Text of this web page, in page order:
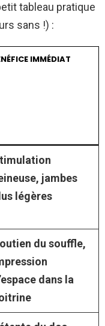
tableau pratique
sans !) :
IMMÉDIAT
jambes
légères
du souffle,
dans la